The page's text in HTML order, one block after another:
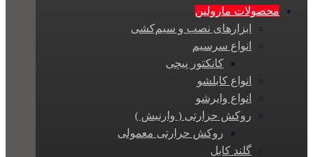
محصولات مارولین
ابزارهای نصب و سیم‌کشی
انواع سرسیم
کانکتور پیچی
انواع کابلشو
انواع وایرشو
روکش حرارتی ( وارنیش )
روکش حرارتی معمولی
گلند کابل